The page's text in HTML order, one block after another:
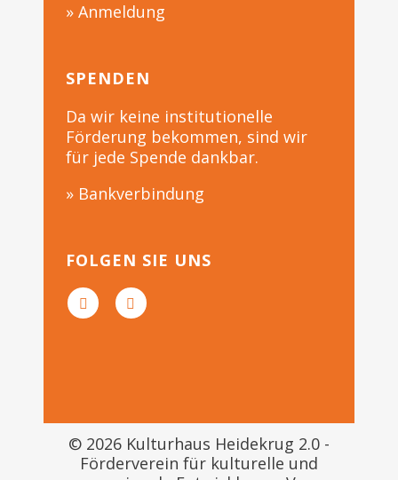
» Anmeldung
SPENDEN
Da wir keine institutionelle
Förderung bekommen, sind wir
für jede Spende dankbar.
» Bankverbindung
FOLGEN SIE UNS
© 2026 Kulturhaus Heidekrug 2.0 -
Förderverein für kulturelle und